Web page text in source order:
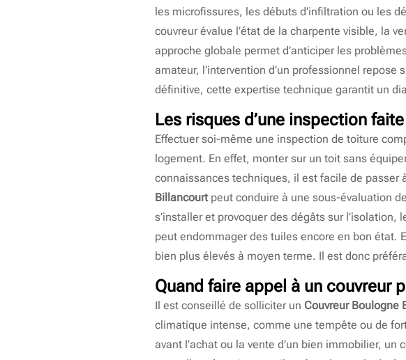
les microfissures, les débuts d’infiltration ou les
couvreur évalue l’état de la charpente visible, la
approche globale permet d’anticiper les
amateur, l’intervention d’un professionnel repose
définitive, cette expertise technique garantit un
Les risques d’une inspection
Effectuer soi-même une inspection de toiture
logement. En effet, monter sur un toit sans
connaissances techniques, il est facile de passer
Billancourtpeut conduire à une sous-évaluation
s’installer et provoquer des dégâts sur
peut endommager des tuiles encore en bon état.
bien plus élevés à moyen terme. Il est donc
Quand faire appel à un couvreur
Il est conseillé de solliciter un Couvreur Boulogne
climatique intense, comme une tempête ou de
avant l’achat ou la vente d’un bien immobilier,